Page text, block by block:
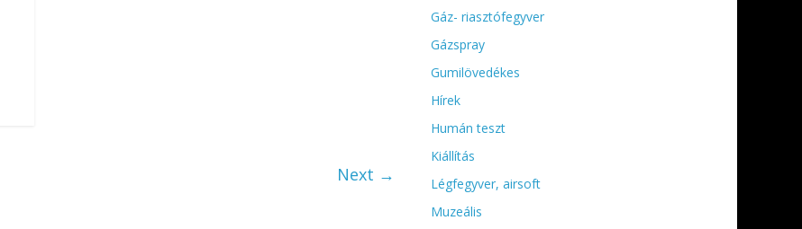
Next →
Gáz- riasztófegyver
Gázspray
Gumilövedékes
Hírek
Humán teszt
Kiállítás
Légfegyver, airsoft
Muzeális